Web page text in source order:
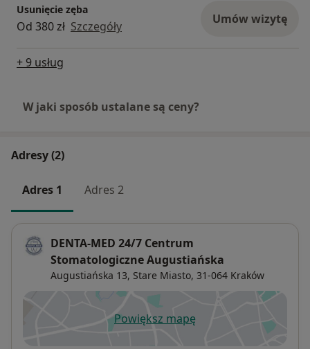
Usunięcie zęba
Od 380 zł Szczegóły Umów wizytę
+ 9 usług
W jaki sposób ustalane są ceny?
Adresy (2)
Adres 1 Adres 2
DENTA-MED 24/7 Centrum
Stomatologiczne Augustiańska
Augustiańska 13, Stare Miasto, 31-064 Kraków
Powiększ mapęotwiera się w nowej karcie